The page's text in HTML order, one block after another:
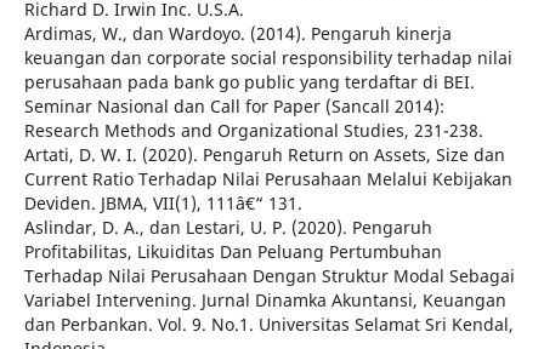
Richard D. Irwin Inc. U.S.A.
Ardimas, W., dan Wardoyo. (2014). Pengaruh kinerja
keuangan dan corporate social responsibility terhadap nilai
perusahaan pada bank go public yang terdaftar di BEI.
Seminar Nasional dan Call for Paper (Sancall 2014):
Research Methods and Organizational Studies, 231-238.
Artati, D. W. I. (2020). Pengaruh Return on Assets, Size dan
Current Ratio Terhadap Nilai Perusahaan Melalui Kebijakan
Deviden. JBMA, VII(1), 111â€“ 131.
Aslindar, D. A., dan Lestari, U. P. (2020). Pengaruh
Profitabilitas, Likuiditas Dan Peluang Pertumbuhan
Terhadap Nilai Perusahaan Dengan Struktur Modal Sebagai
Variabel Intervening. Jurnal Dinamka Akuntansi, Keuangan
dan Perbankan. Vol. 9. No.1. Universitas Selamat Sri Kendal,